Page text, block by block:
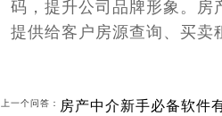
码，提升公司品牌形象。房
提供给客户房源查询、买卖
上一个问答： 房产中介新手必备软件